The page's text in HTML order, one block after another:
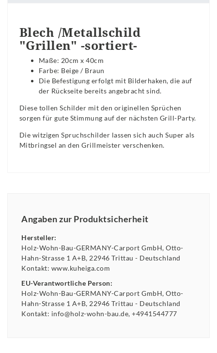
Blech /Metallschild
"Grillen" -sortiert-
Maße: 20cm x 40cm
Farbe: Beige / Braun
Die Befestigung erfolgt mit Bilderhaken, die auf
der Rückseite bereits angebracht sind.
Diese tollen Schilder mit den originellen Sprüchen
sorgen für gute Stimmung auf der nächsten Grill-Party.
Die witzigen Spruchschilder lassen sich auch Super als
Mitbringsel an den Grillmeister verschenken.
Angaben zur Produktsicherheit
Hersteller:
Holz-Wohn-Bau-GERMANY-Carport GmbH Otto-
Hahn-Strasse 1 A+B 22946 Trittau
Deutschland
Kontakt: www.kuheiga.com
EU-Verantwortliche Person:
Holz-Wohn-Bau-GERMANY-Carport GmbH Otto-
Hahn-Strasse 1 A+B 22946 Trittau
Deutschland
Kontakt: info@holz-wohn-bau.de +4941544777